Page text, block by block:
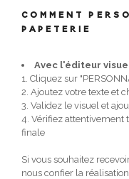
COMMENT
PAPETERIE
Avec l'éditeur
1. Cliquez sur
2. Ajoutez votre texte et
3. Validez le visuel et
4. Vérifiez attentivement
finale
Si vous souhaitez
nous confier la